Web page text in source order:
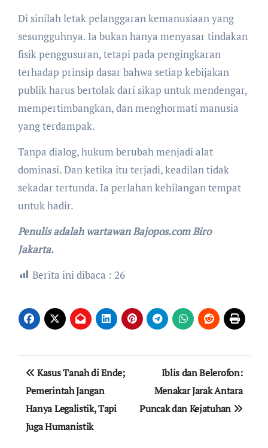
Di sinilah letak pelanggaran kemanusiaan yang
sesungguhnya. Ia bukan hanya menyasar tindakan
fisik penggusuran, tetapi pada pengingkaran
terhadap prinsip dasar bahwa setiap kebijakan
publik harus bertolak dari sikap untuk mendengar,
mempertimbangkan, dan menghormati manusia
yang terdampak.
Tanpa dialog, hukum berubah menjadi alat
dominasi. Dan ketika itu terjadi, keadilan tidak
sekadar tertunda. Ia perlahan kehilangan tempat
untuk hadir.
Penulis adalah wartawan Bajopos.com Biro
Jakarta.
Berita ini dibaca : 26
Navigasi
pos
Kasus Tanah di Ende;
Pemerintah Jangan
Hanya Legalistik, Tapi
Juga Humanistik
Iblis dan Belerofon:
Menakar Jarak Antara
Puncak dan Kejatuhan